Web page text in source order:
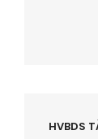
HVBDS